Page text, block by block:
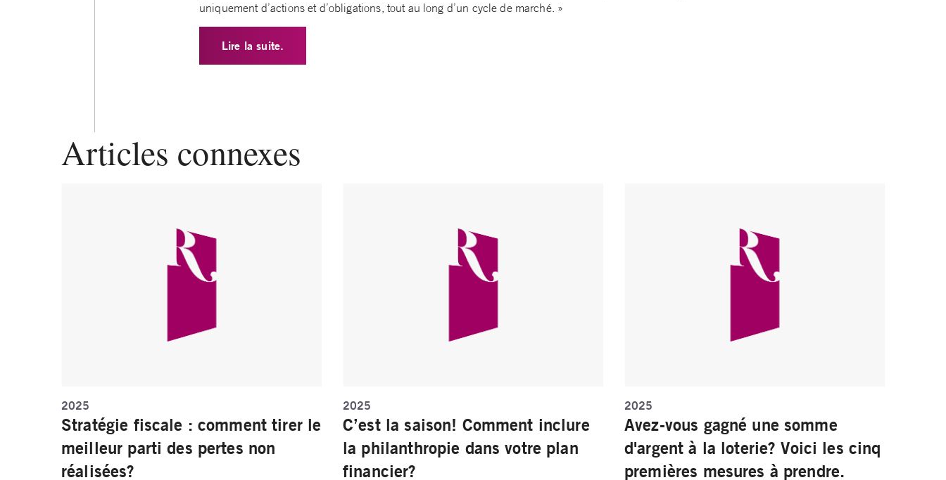
uniquement d’actions et d’obligations, tout au long d’un cycle de marché. »
Lire la suite.
Articles connexes
2025
Stratégie fiscale : comment tirer le
meilleur parti des pertes non
réalisées?
2025
C’est la saison! Comment inclure
la philanthropie dans votre plan
financier?
2025
Avez-vous gagné une somme
d'argent à la loterie? Voici les cinq
premières mesures à prendre.